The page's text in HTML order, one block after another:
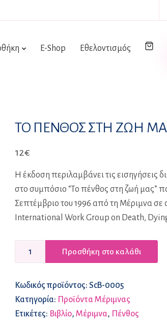
E-Shop Εθελοντισμός
ΤΟ ΠΕΝΘΟΣ ΣΤΗ ΖΩΗ
12€
Η έκδοση περιλαμβάνει τις εισηγήσεις
στο συμπόσιο “Το πένθος στη ζωή μας”
Σεπτέμβριο του 1996 από τη Μέριμνα σε
International Work Group on Death,
Προσθήκη στο καλάθι
Κωδικός προϊόντος: ScB-0005
Κατηγορία: Προϊόντα Μέριμνας
Ετικέτες: Βιβλίο, Μέριμνα, Πένθος